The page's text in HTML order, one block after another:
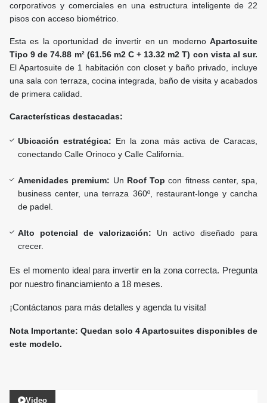
corporativos y comerciales en una estructura inteligente de 22
pisos con acceso biométrico.
Esta es la oportunidad de invertir en un moderno Apartosuite
Tipo 9 de 74.88 m² (61.56 m2 C + 13.32 m2 T) con vista al sur.
El Apartosuite de 1 habitación con closet y baño privado, incluye
una sala con terraza, cocina integrada, baño de visita y acabados
de primera calidad.
Características destacadas:
Ubicación estratégica: En la zona más activa de Caracas,
conectando Calle Orinoco y Calle California.
Amenidades premium: Un Roof Top con fitness center, spa,
business center, una terraza 360º, restaurant-longe y cancha
de padel.
Alto potencial de valorización: Un activo diseñado para
crecer.
Es el momento ideal para invertir en la zona correcta. Pregunta
por nuestro financiamiento a 18 meses.
¡Contáctanos para más detalles y agenda tu visita!
Nota Importante: Quedan solo 4 Apartosuites disponibles de
este modelo.
Video